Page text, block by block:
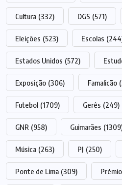
Cultura (332) DGS (571)
Eleições (523) Escolas
Estados Unidos (572)
Exposição (306) Famalicão
Futebol (1709) Gerês (249)
GNR (958) Guimarães
Música (263) PJ (250)
Ponte de Lima (309) Prémio